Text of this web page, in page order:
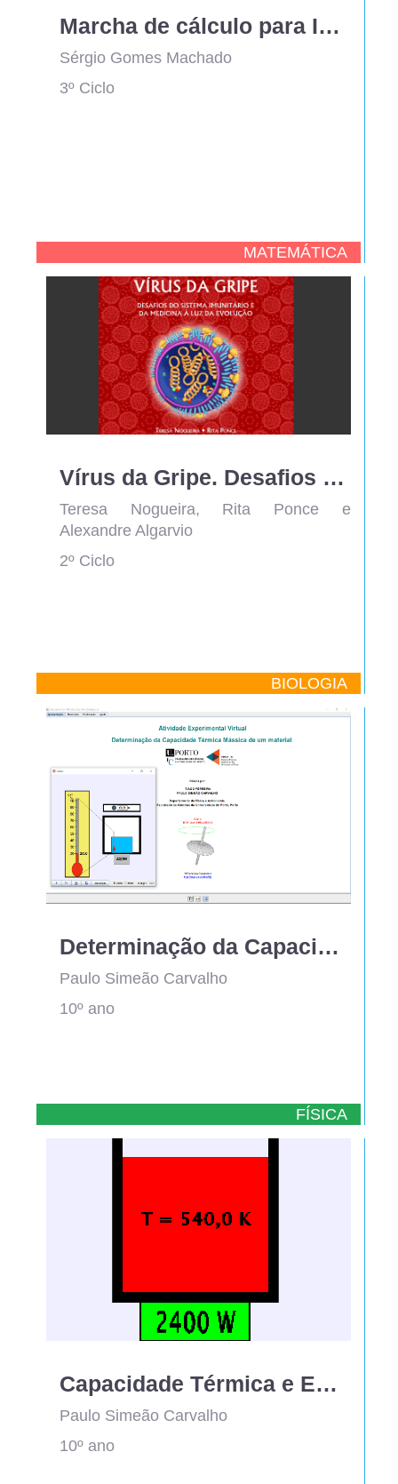
Marcha de cálculo para Inequações
Sérgio Gomes Machado
3º Ciclo
MATEMÁTICA
Vírus da Gripe. Desafios do sistema imunitário e da medicina à luz da evolução
Teresa Nogueira, Rita Ponce e
Alexandre Algarvio
2º Ciclo
BIOLOGIA
Determinação da Capacidade Térmica Mássica de um material
Paulo Simeão Carvalho
10º ano
FÍSICA
Capacidade Térmica e Entalpia de Fusão
Paulo Simeão Carvalho
10º ano